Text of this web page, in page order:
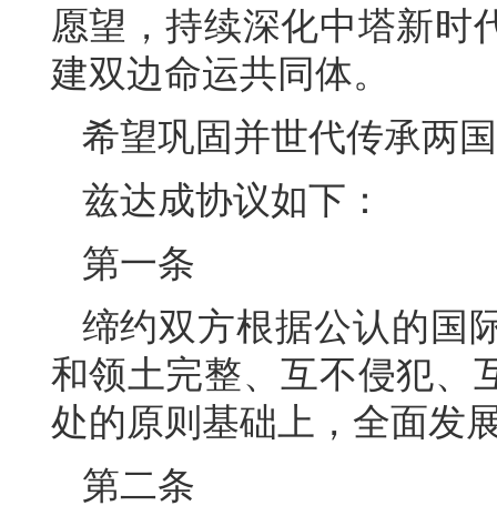
愿望，持续深化中塔新时
建双边命运共同体。
希望巩固并世代传承两
兹达成协议如下：
第一条
缔约双方根据公认的国
和领土完整、互不侵犯、
处的原则基础上，全面发
第二条